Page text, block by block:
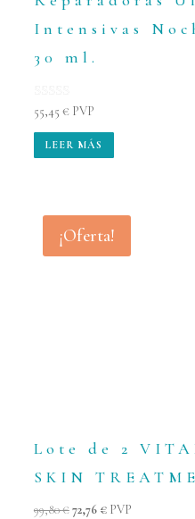
Intensivas
30 ml.
Valorado con
5.00
de 5
55,45 € PVP
LEER MÁS
¡Oferta!
Lote de 2
SKIN
99,80€El
72,76 €ElPVP